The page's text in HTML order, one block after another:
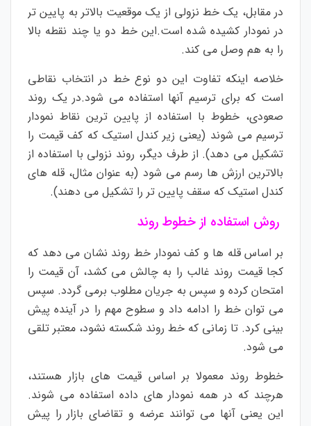
در مقابل، یک خط نزولی از یک موقعیت بالاتر به پایین تر
در نمودار کشیده شده است.این خط دو یا چند نقطه بالا
را به هم وصل می کند.
خلاصه اینکه تفاوت این دو نوع خط در انتخاب نقاطی
است که برای ترسیم آنها استفاده می شود.در یک روند
صعودی، خطوط با استفاده از پایین ترین نقاط نمودار
ترسیم می شوند (یعنی زیر کندل استیک که کف قیمت را
تشکیل می دهد). از طرف دیگر، روند نزولی با استفاده از
بالاترین ارزش ها رسم می شود (به عنوان مثال، قله های
کندل استیک که سقف پایین تر را تشکیل می دهند).
روش استفاده از خطوط روند
بر اساس قله ها و کف نمودار خط روند نشان می دهد که
کجا قیمت روند غالب را به چالش می کشد، آن قیمت را
امتحان کرده و سپس به جریان مطلوب برمی گردد. سپس
می توان خط را ادامه داد و سطوح مهم را در آینده پیش
بینی کرد. تا زمانی که خط روند شکسته نشود، معتبر تلقی
می شود.
خطوط روند معمولا بر اساس قیمت های بازار هستند،
هرچند که در همه نمودار های داده استفاده می شوند.
این یعنی آنها می توانند عرضه و تقاضای بازار را پیش